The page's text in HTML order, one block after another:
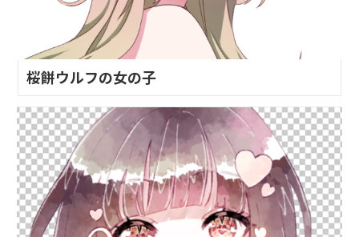
桜餅ウルフの女の子